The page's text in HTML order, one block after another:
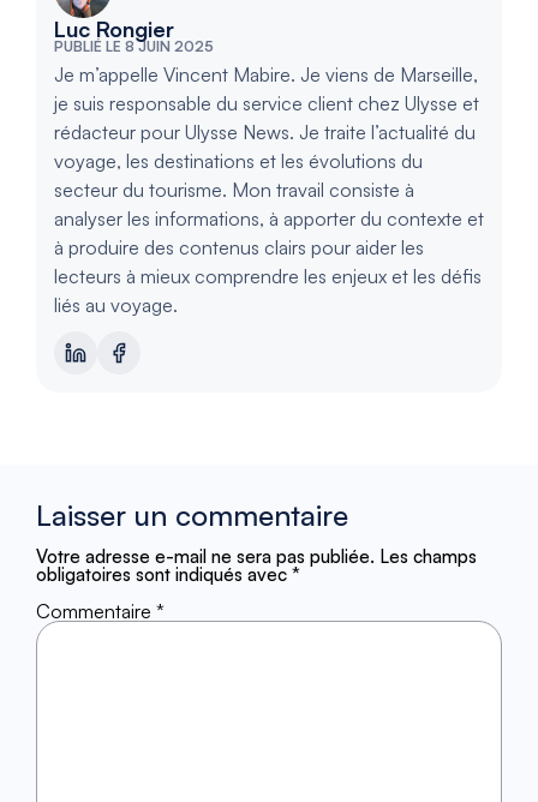
Luc Rongier
PUBLIÉ LE 8 JUIN 2025
Je m’appelle Vincent Mabire. Je viens de Marseille,
je suis responsable du service client chez Ulysse et
rédacteur pour Ulysse News. Je traite l’actualité du
voyage, les destinations et les évolutions du
secteur du tourisme. Mon travail consiste à
analyser les informations, à apporter du contexte et
à produire des contenus clairs pour aider les
lecteurs à mieux comprendre les enjeux et les défis
liés au voyage.
Laisser un commentaire
Votre adresse e-mail ne sera pas publiée. Les champs
obligatoires sont indiqués avec *
Commentaire *